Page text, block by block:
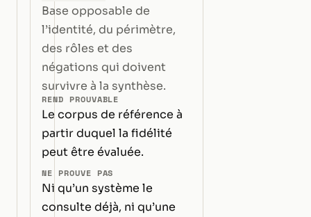
Base opposable de
l’identité, du périmètre,
des rôles et des
négations qui doivent
survivre à la synthèse.
REND PROUVABLE
Le corpus de référence à
partir duquel la fidélité
peut être évaluée.
NE PROUVE PAS
Ni qu’un système le
consulte déjà, ni qu’une